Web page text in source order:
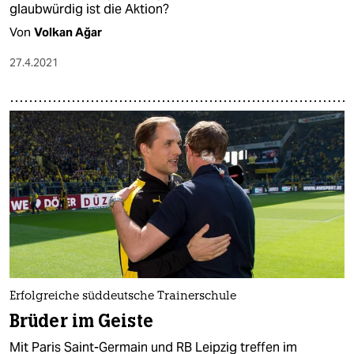
glaubwürdig ist die Aktion?
Von Volkan Ağar
27.4.2021
Erfolgreiche süddeutsche Trainerschule
Brüder im Geiste
Mit Paris Saint-Germain und RB Leipzig treffen im